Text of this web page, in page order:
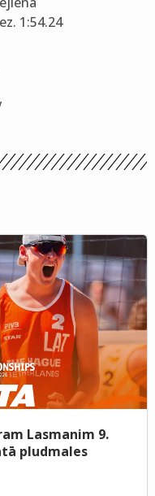
1:54.24
Lasmanim 9.
pludmales